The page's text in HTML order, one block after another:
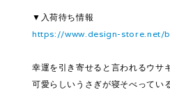
▼入荷待ち情報
https://www.design-
幸運を引き寄せると言われるウサ
可愛らしいうさぎが寝そべってい